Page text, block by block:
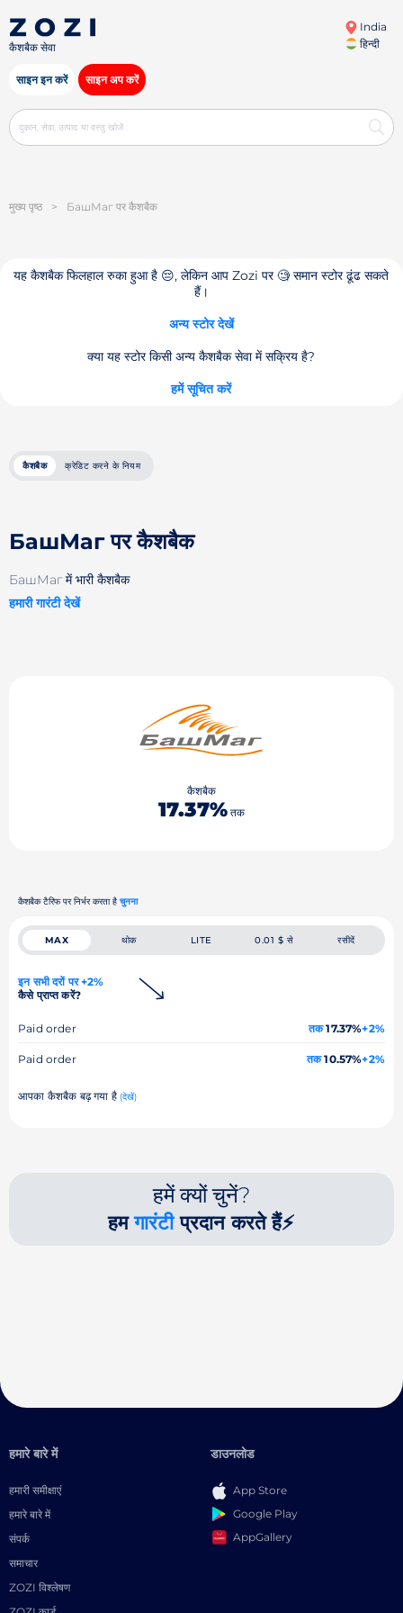
कैशबैक सेवा
India
हिन्दी
साइन इन करें साइन अप करें
मुख्य पृष्ठ > БашМаг पर कैशबैक
यह कैशबैक फिलहाल रुका हुआ है 😔, लेकिन आप Zozi पर 🧐 समान स्टोर ढूंढ सकते
हैं।
अन्य स्टोर देखें
क्या यह स्टोर किसी अन्य कैशबैक सेवा में सक्रिय है?
हमें सूचित करें
कैशबैक क्रेडिट करने के नियम
БашМаг पर कैशबैक
БашМаг में भारी कैशबैक
हमारी गारंटी देखें
कैशबैक
17.37%तक
कैशबैक टैरिफ पर निर्भर करता है चुनना
MAX थोक LITE 0.01 $ से रसीदें
इन सभी दरों पर +2%
कैसे प्राप्त करें?
Paid order तक17.37%+2%
Paid order तक10.57%+2%
आपका कैशबैक बढ़ गया है (देखें)
हमें क्यों चुनें?
हमगारंटीप्रदान करते हैं⚡
हमारे बारे में
हमारी समीक्षाएं
हमारे बारे में
संपर्क
समाचार
ZOZI विश्लेषण
डाउनलोड
App Store
Google Play
AppGallery